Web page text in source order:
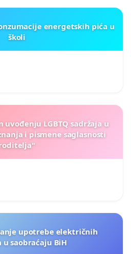
energetskih pića u
školi
uvođenju LGBTQ sadržaja u
i pismene saglasnosti
upotrebe električnih
saobraćaju BiH